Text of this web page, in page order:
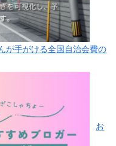
が手がける全国自治会費の
お